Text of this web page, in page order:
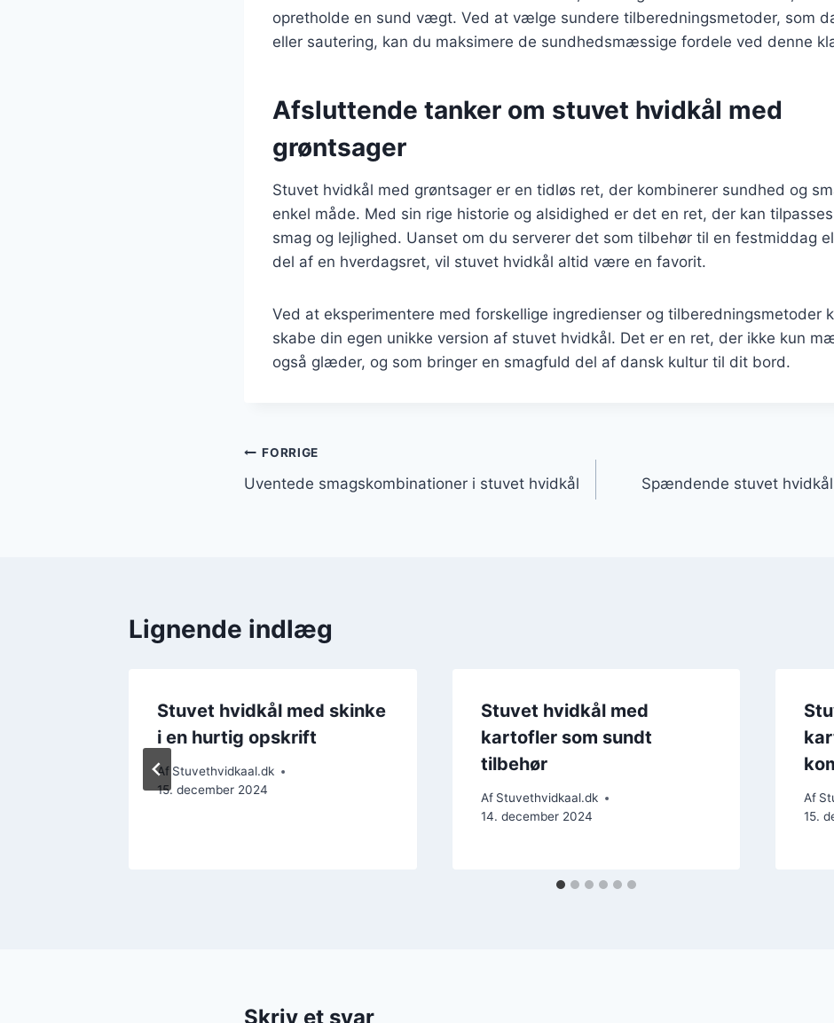
opretholde en sund vægt. Ved at vælge sundere tilberedningsmetoder, som
eller sautering, kan du maksimere de sundhedsmæssige fordele ved denne
Afsluttende tanker om stuvet hvidkål med
grøntsager
Stuvet hvidkål med grøntsager er en tidløs ret, der kombinerer sundhed og
enkel måde. Med sin rige historie og alsidighed er det en ret, der kan
smag og lejlighed. Uanset om du serverer det som tilbehør til en festmiddag
del af en hverdagsret, vil stuvet hvidkål altid være en favorit.
Ved at eksperimentere med forskellige ingredienser og tilberedningsmetoder
skabe din egen unikke version af stuvet hvidkål. Det er en ret, der ikke kun
også glæder, og som bringer en smagfuld del af dansk kultur til dit bord.
Indlægsnavigation
FORRIGE
Uventede smagskombinationer i stuvet hvidkål
Spændende stuvet
Lignende indlæg
Stuvet hvidkål med skinke
i en hurtig opskrift
Af Stuvethvidkaal.dk
15. december 2024
Stuvet hvidkål med
kartofler som sundt
tilbehør
Af Stuvethvidkaal.dk
14. december 2024
Af
15.
Skriv et svar